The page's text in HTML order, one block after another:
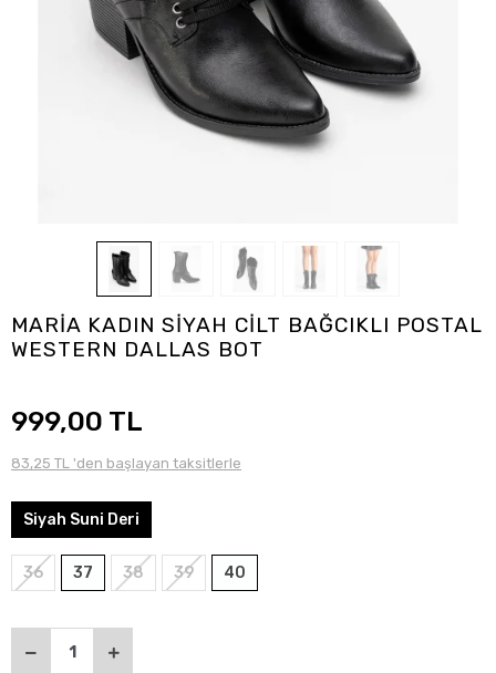
MARİA KADIN SİYAH CİLT BAĞCIKLI POSTAL
WESTERN DALLAS BOT
999,00 TL
83,25 TL 'den başlayan taksitlerle
Siyah Suni Deri
36 37 38 39 40